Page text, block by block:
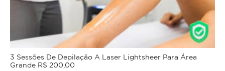
3 Sessões De Depilação A Laser Lightsheer Para Área
Grande R$ 200,00